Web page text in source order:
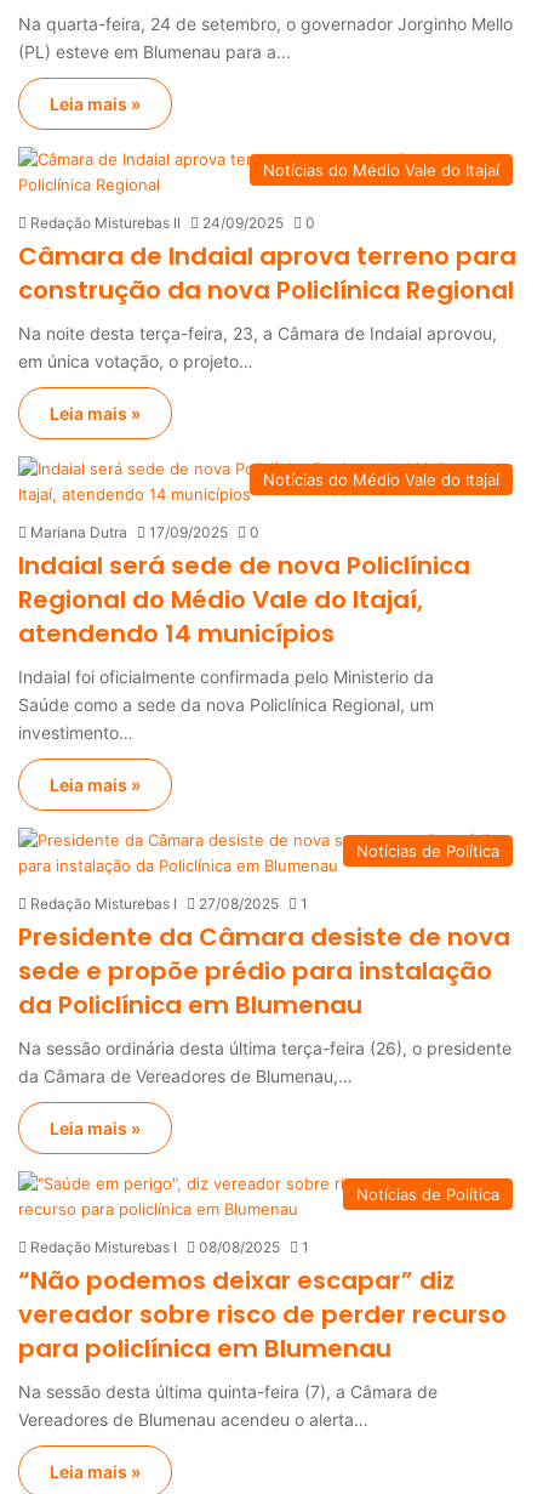
Na quarta-feira, 24 de setembro, o governador Jorginho Mello
(PL) esteve em Blumenau para a…
Leia mais »
Notícias do Médio Vale do Itajaí
Redação Misturebas II 24/09/2025 0
Câmara de Indaial aprova terreno para
construção da nova Policlínica Regional
Na noite desta terça-feira, 23, a Câmara de Indaial aprovou,
em única votação, o projeto…
Leia mais »
Notícias do Médio Vale do Itajaí
Mariana Dutra 17/09/2025 0
Indaial será sede de nova Policlínica
Regional do Médio Vale do Itajaí,
atendendo 14 municípios
Indaial foi oficialmente confirmada pelo Ministerio da
Saúde como a sede da nova Policlínica Regional, um
investimento…
Leia mais »
Notícias de Política
Redação Misturebas I 27/08/2025 1
Presidente da Câmara desiste de nova
sede e propõe prédio para instalação
da Policlínica em Blumenau
Na sessão ordinária desta última terça-feira (26), o presidente
da Câmara de Vereadores de Blumenau,…
Leia mais »
Notícias de Política
Redação Misturebas I 08/08/2025 1
“Não podemos deixar escapar” diz
vereador sobre risco de perder recurso
para policlínica em Blumenau
Na sessão desta última quinta-feira (7), a Câmara de
Vereadores de Blumenau acendeu o alerta…
Leia mais »